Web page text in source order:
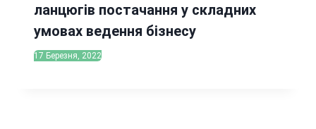
ланцюгів постачання у складних
умовах ведення бізнесу
17 Березня, 2022